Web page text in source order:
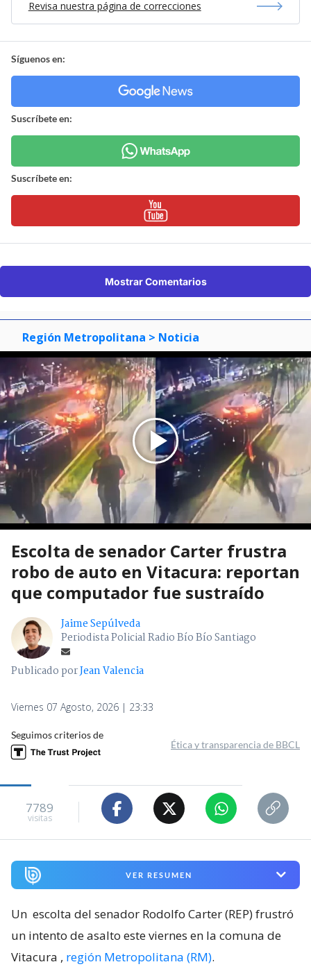
Revisa nuestra página de correcciones
Síguenos en:
Suscríbete en:
Suscríbete en:
Mostrar Comentarios
Región Metropolitana > Noticia
Escolta de senador Carter frustra
robo de auto en Vitacura: reportan
que computador fue sustraído
Jaime Sepúlveda
Periodista Policial Radio Bío Bío Santiago
Publicado porJean Valencia
Viernes 07 Agosto, 2026 | 23:33
Seguimos criterios de
Ética y transparencia de BBCL
7789
visitas
VER RESUMEN
Un escolta del senador Rodolfo Carter (REP) frustró
un intento de asalto este viernes en la comuna de
Vitacura , región Metropolitana (RM).